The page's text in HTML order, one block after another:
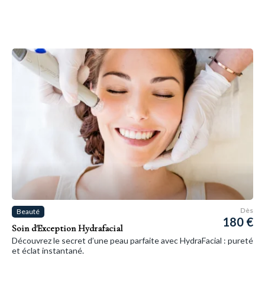
Beauté
Soin d'Exception Hydrafacial
Dès
180 €
Découvrez le secret d’une peau parfaite avec HydraFacial : pureté
et éclat instantané.